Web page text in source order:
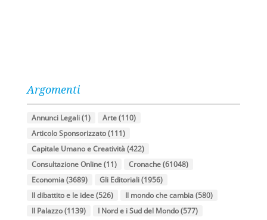
Argomenti
Annunci Legali(1) Arte(110)
Articolo Sponsorizzato(111)
Capitale Umano e Creatività(422)
Consultazione Online(11) Cronache(61048)
Economia(3689) Gli Editoriali(1956)
Il dibattito e le idee(526) Il mondo che cambia(580)
Il Palazzo(1139) I Nord e i Sud del Mondo(577)